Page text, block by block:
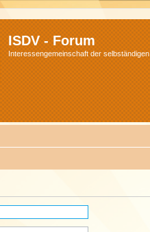
ISDV - Forum
Interessengemeinschaft der